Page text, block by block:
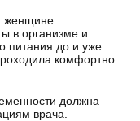
женщине
в организме и
питания до и уже
комфортно
должна
врача.